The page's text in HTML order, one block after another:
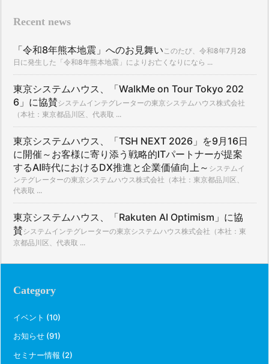
Recent news
「令和8年熊本地震」へのお見舞いこのたび、令和8年7月28
日に発生した「令和8年熊本地震」によりお亡くなりになら ...
東京システムハウス、「WalkMe on Tour Tokyo 202
6」に協賛システムインテグレーターの東京システムハウス株式会社
（本社：東京都品川区、代表取 ...
東京システムハウス、「TSH NEXT 2026」を9月16日
に開催～お客様に寄り添う戦略的ITパートナーが提案
するAI時代におけるDX推進と企業価値向上～ システムイ
ンテグレーターの東京システムハウス株式会社（本社：東京都品川区、
代表取 ...
東京システムハウス、「Rakuten AI Optimism」に協
賛システムインテグレーターの東京システムハウス株式会社（本社：東
京都品川区、代表取 ...
Category
イベント (10)
お知らせ(91)
セミナー情報 (2)